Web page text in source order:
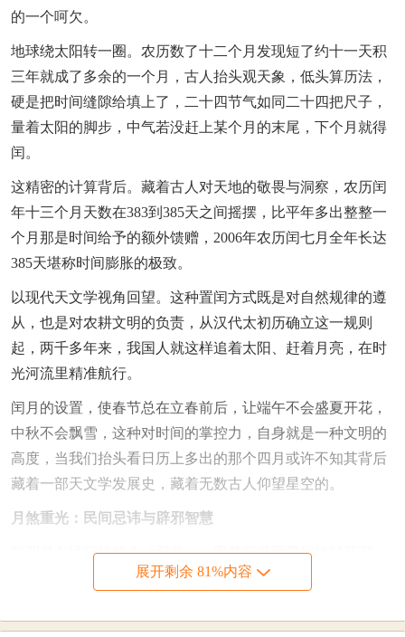
的一个呵欠。
地球绕太阳转一圈。农历数了十二个月发现短了约十一天积
三年就成了多余的一个月，古人抬头观天象，低头算历法，
硬是把时间缝隙给填上了，二十四节气如同二十四把尺子，
量着太阳的脚步，中气若没赶上某个月的末尾，下个月就得
闰。
这精密的计算背后。藏着古人对天地的敬畏与洞察，农历闰
年十三个月天数在383到385天之间摇摆，比平年多出整整一
个月那是时间给予的额外馈赠，2006年农历闰七月全年长达
385天堪称时间膨胀的极致。
以现代天文学视角回望。这种置闰方式既是对自然规律的遵
从，也是对农耕文明的负责，从汉代太初历确立这一规则
起，两千多年来，我国人就这样追着太阳、赶着月亮，在时
光河流里精准航行。
闰月的设置，使春节总在立春前后，让端午不会盛夏开花，
中秋不会飘雪，这种对时间的掌控力，自身就是一种文明的
高度，当我们抬头看日历上多出的那个四月或许不知其背后
藏着一部天文学发展史，藏着无数古人仰望星空的。
月煞重光：民间忌讳与辟邪智慧
闰四月在民间被称作「邪月」。因其罕见而显得神秘莫测，
谐音通感让四月与「死」字相连，古人深信此月嫁娶易致情
约定俗成的禁忌，鬼门关不开的说法流传甚广，闰月去世的
展开剩余 81%内容